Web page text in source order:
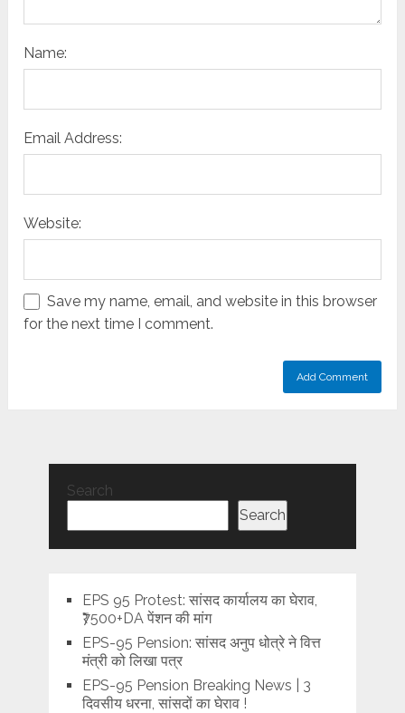
Name:
Email Address:
Website:
Save my name, email, and website in this browser
for the next time I comment.
Search
Search
EPS 95 Protest: सांसद कार्यालय का घेराव,
₹7500+DA पेंशन की मांग
EPS-95 Pension: सांसद अनुप धोत्रे ने वित्त
मंत्री को लिखा पत्र
EPS-95 Pension Breaking News | 3
दिवसीय धरना, सांसदों का घेराव !